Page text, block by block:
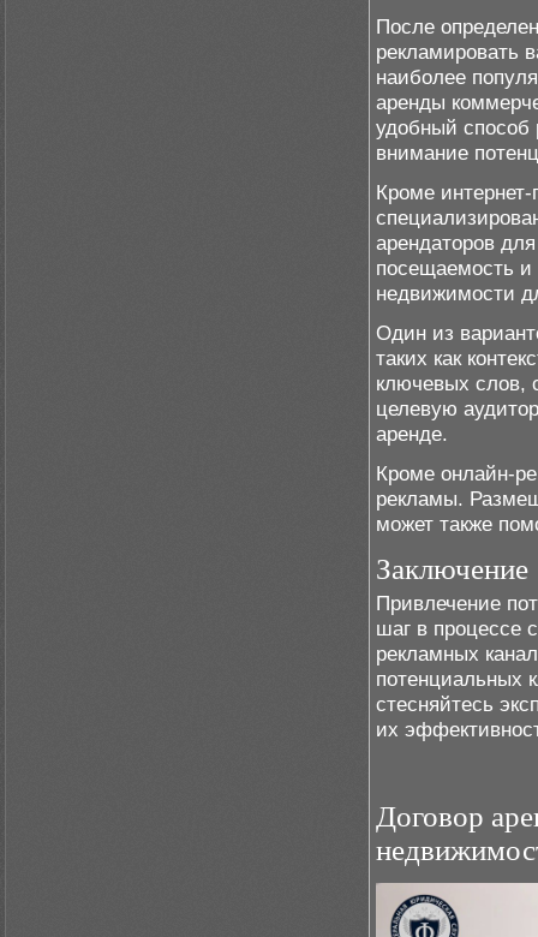
После
рекламировать
наиболее
аренды
удобный способ
внимание
Кроме
арендаторов
посещаемость и
недвижимости
Один из
таких как
ключевых слов,
целевую
аренде.
Кроме онлайн-
рекламы.
может также
Заключение
Привлечение
шаг в процессе
рекламных
потенциальных
стесняйтесь
их
Договор